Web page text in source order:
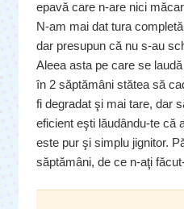
epavă care n-are nici
N-am mai dat tura
dar presupun că nu s-au
Aleea asta pe care se
în 2 săptămâni stătea să
fi degradat şi mai tare, dar
eficient eşti lăudându-te că
este pur şi simplu jignitor.
săptămâni, de ce n-aţi